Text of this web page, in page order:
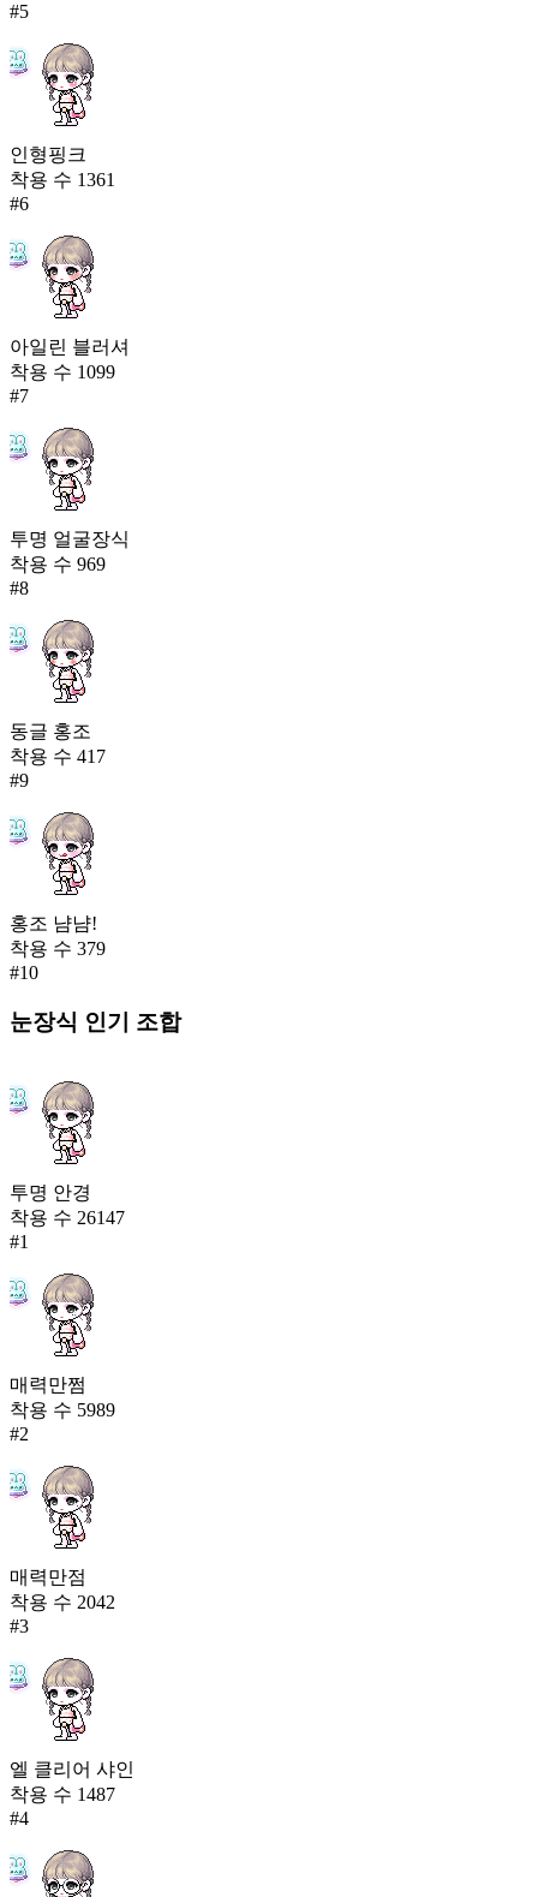
#5
인형핑크
착용 수 1361
#6
아일린 블러셔
착용 수 1099
#7
투명 얼굴장식
착용 수 969
#8
동글 홍조
착용 수 417
#9
홍조 냠냠!
착용 수 379
#10
눈장식 인기 조합
투명 안경
착용 수 26147
#1
매력만쩜
착용 수 5989
#2
매력만점
착용 수 2042
#3
엘 클리어 샤인
착용 수 1487
#4